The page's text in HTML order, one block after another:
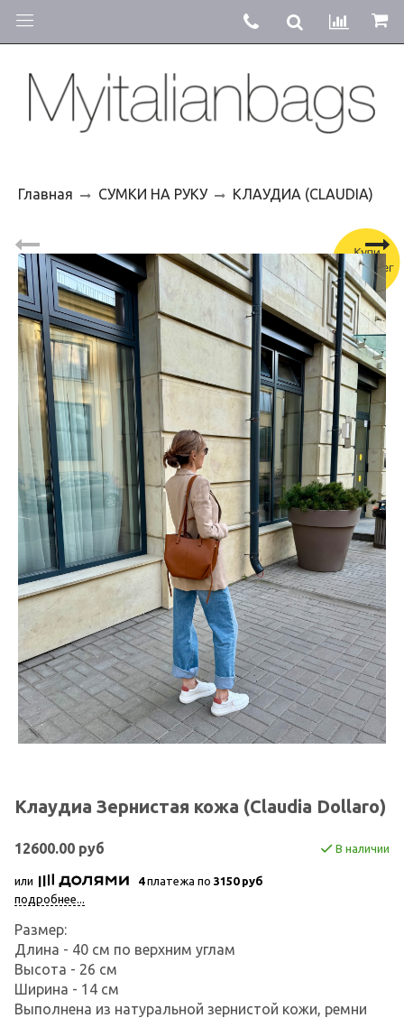
Главная СУМКИ НА РУКУ КЛАУДИА (CLAUDIA)
Клаудиа Зернистая кожа (Claudia Dollaro)
12600.00 руб В наличии
или 4платежа по 3150 руб
подробнее...
Размер:
Длина - 40 см по верхним углам
Высота - 26 см
Ширина - 14 см
Выполнена из натуральной зернистой кожи, ремни